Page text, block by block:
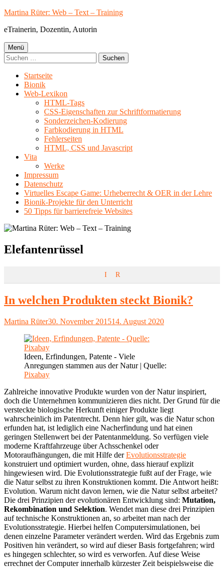
Springe
Inhalt
Martina Rüter: Web – Text – Training
eTrainerin, Dozentin, Autorin
Primäres
Menü
Menü
Suchen
nach:
Startseite
Bionik
Web-Lexikon
HTML-Tags
CSS-Eigenschaften zur Schriftformatierung
Sonderzeichen-Kodierung
Farbkodierung in HTML
Fehlerseiten
HTML, CSS und Javascript
Vita
Werke
Impressum
Datenschutz
Virtuelles Escape Game: Urheberrecht & OER in der Lehre
Bionik-Projekte für den Unterricht
50 Tipps für barrierefreie Websites
Schlagwort:
Elefantenrüssel
I R
In welchen Produkten steckt Bionik?
Autor
Martina RüterVeröffentlicht
30. November 201514. August 2020
Ideen, Erfindungen, Patente - Viele
Anregungen stammen aus der Natur | Quelle:
Pixabay
Zahlreiche innovative Produkte wurden von der Natur inspiriert,
doch die Unternehmen kommunizieren dies nicht. Der Grund für die
versteckte biologische Herkunft einiger Produkte liegt
wahrscheinlich im Patentrecht. Denn hier gilt, was die Natur schon
erfunden hat, ist lediglich eine Nacherfindung und hat einen
geringen Stellenwert bei der Patentanmeldung. So verfügen viele
moderne Kraftfahrzeuge über Achsschenkel oder
Motoraufhängungen, die mit Hilfe derEvolutionsstrategie
konstruiert und optimiert wurden, ohne, dass hierauf explizit
hingewiesen wird. Die Evolutionsstrategie fußt auf der Frage, wie
die Natur selbst zu ihren Konstruktionen kommt. Die Antwort heißt:
Evolution. Warum nicht davon lernen, wie die Natur selbst arbeitet?
Die drei Prinzipien der evolutionären Entwicklung sind: Mutation,
Rekombination und Selektion. Wendet man diese drei Prinzipien
auf technische Konstruktionen an, so arbeitet man nach der
Evolutionsstrategie. Hierbei helfen Computersimulationen, bei
denen einzelne Parameter verändert werden. Wird das Ergebnis zum
Positiven hin verändert, so wird auf dieser Basis fortgefahren; wird
es hingegen schlechter, so wird es verworfen. Auf diese Weise
errechnet der Computer innerhalb kürzester Zeit beispielsweise die